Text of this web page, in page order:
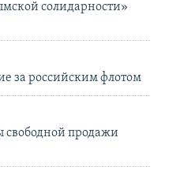
солидарности»
за российским флотом
свободной продажи